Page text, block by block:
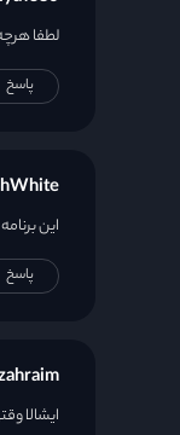
لطفا
پاسخ
این
پاسخ
ایشالا